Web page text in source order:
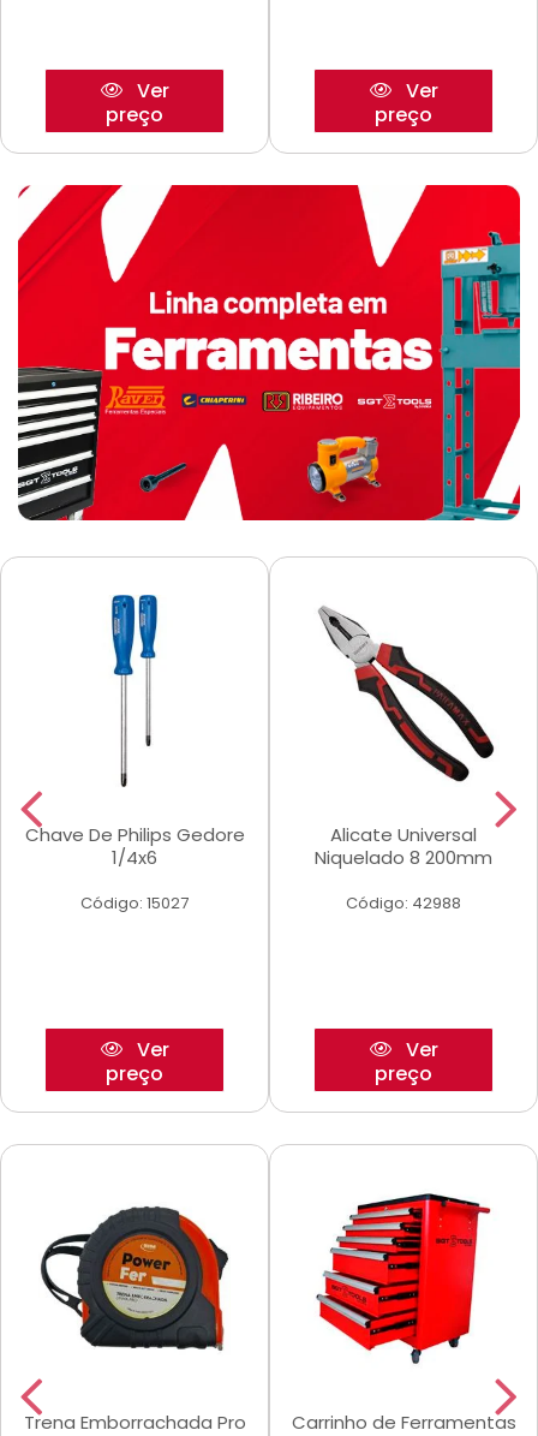
Ver
preço
Ver
preço
Chave De Philips Gedore
1/4x6
Código: 15027
Ver
preço
Alicate Universal
Niquelado 8 200mm
Código: 42988
Ver
preço
Trena Emborrachada Pro
Carrinho de Ferramentas